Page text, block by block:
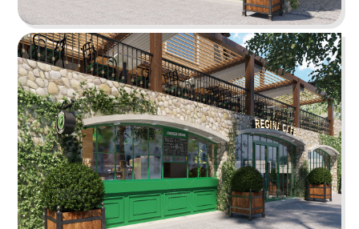
ÁN
SHOWROOM
TIN
TỨC
LIÊN
THE STREET "NHẬU CÓ CHẤT"
The Street được dựa trên văn hóa vỉa hè độc
đáo, xen lẫn hơi thở của đường phố, mang đến
vẻ đẹp Việt Nam đặc trưng cho thực khách
Chi tiết